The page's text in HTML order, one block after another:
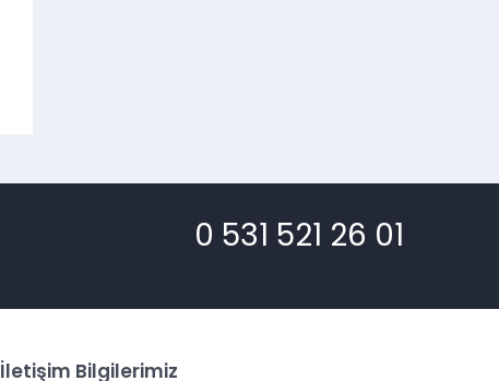
0 531 521 26 01
İletişim Bilgilerimiz